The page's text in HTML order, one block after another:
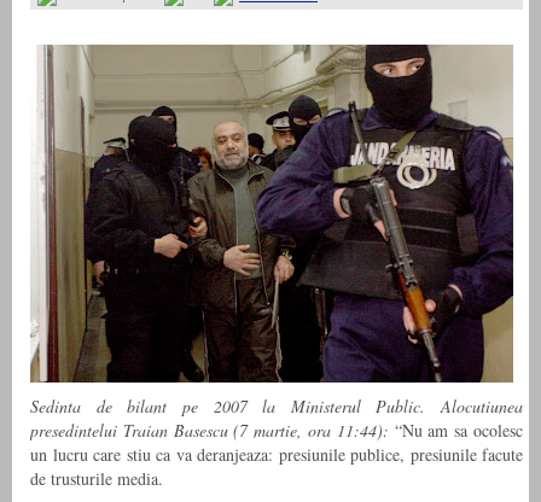
Sedinta de bilant pe 2007 la Ministerul Public. Alocutiunea
presedintelui Traian Basescu (7 martie, ora 11:44): “Nu am sa ocolesc
un lucru care stiu ca va deranjeaza: presiunile publice, presiunile facute
de trusturile media.